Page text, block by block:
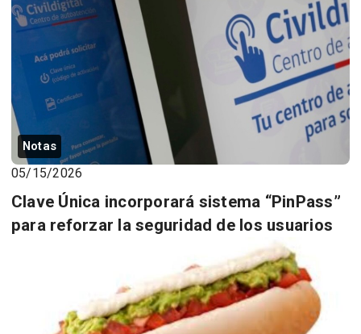
Notas
05/15/2026
Clave Única incorporará sistema “PinPass”
para reforzar la seguridad de los usuarios